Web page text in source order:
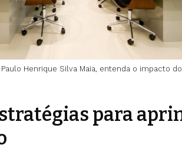
Henrique Silva Maia, entenda o impacto
para